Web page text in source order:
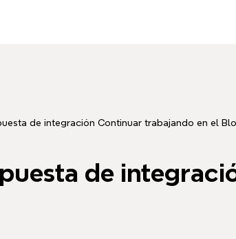
de integración Continuar trabajando en el
de